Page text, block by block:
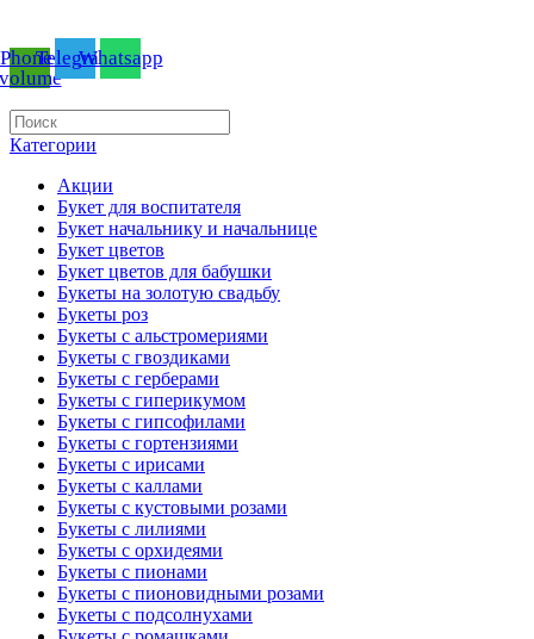
Phone-TelegramWhatsapp
Категории
Акции
Букет для воспитателя
Букет начальнику и начальнице
Букет цветов
Букет цветов для бабушки
Букеты на золотую свадьбу
Букеты роз
Букеты с альстромериями
Букеты с гвоздиками
Букеты с герберами
Букеты с гиперикумом
Букеты с гипсофилами
Букеты с гортензиями
Букеты с ирисами
Букеты с каллами
Букеты с кустовыми розами
Букеты с лилиями
Букеты с орхидеями
Букеты с пионами
Букеты с пионовидными розами
Букеты с подсолнухами